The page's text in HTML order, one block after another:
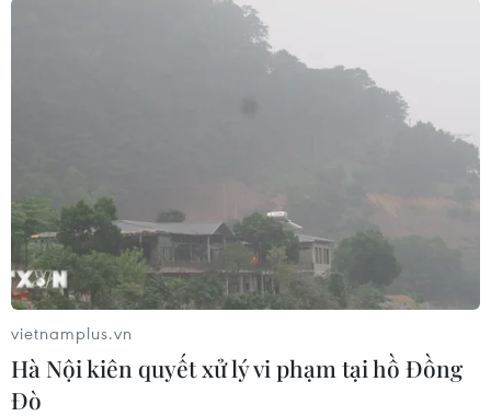
vietnamplus.vn
Hà Nội kiên quyết xử lý vi phạm tại hồ Đồng
Đò